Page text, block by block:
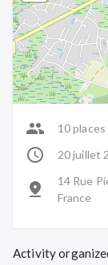
10
20 juillet
14 Rue
France
Activity